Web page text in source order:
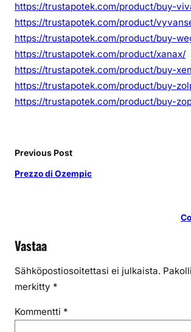
https://trustapotek.com/product/buy-
https://trustapotek.com/product/
https://trustapotek.com/product/buy-
https://trustapotek.com/product/xanax/
https://trustapotek.com/product/buy-
https://trustapotek.com/product/buy-
https://trustapotek.com/product/buy-
Previous Post
Prezzo di Ozempic
Vastaa
Sähköpostiosoitettasi ei julkaista.
merkitty *
Kommentti *